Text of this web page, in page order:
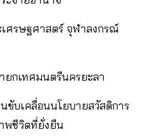
ศรษฐศาสตร์ จุฬาลงกรณ์
ยกเทศมนตรีนครยะลา
ขับเคลื่อนนโยบายสวัสดิการ
พชีวิตที่ยั่งยืน